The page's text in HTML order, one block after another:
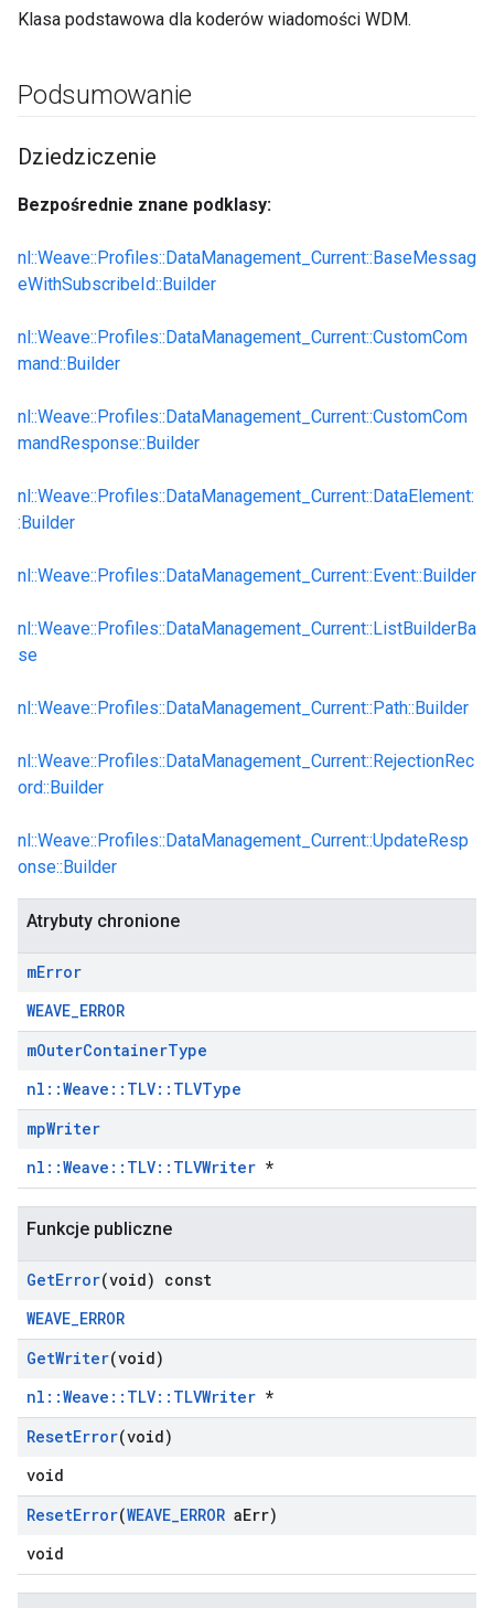
Klasa podstawowa dla koderów wiadomości WDM.
Podsumowanie
Dziedziczenie
Bezpośrednie znane podklasy:
nl::Weave::Profiles::DataManagement_Current::BaseMessag
eWithSubscribeId::Builder
nl::Weave::Profiles::DataManagement_Current::CustomCom
mand::Builder
nl::Weave::Profiles::DataManagement_Current::CustomCom
mandResponse::Builder
nl::Weave::Profiles::DataManagement_Current::DataElement:
:Builder
nl::Weave::Profiles::DataManagement_Current::Event::Builder
nl::Weave::Profiles::DataManagement_Current::ListBuilderBa
se
nl::Weave::Profiles::DataManagement_Current::Path::Builder
nl::Weave::Profiles::DataManagement_Current::RejectionRec
ord::Builder
nl::Weave::Profiles::DataManagement_Current::UpdateResp
onse::Builder
Atrybuty chronione
mError
WEAVE_ERROR
mOuterContainerType
nl::Weave::TLV::TLVType
mpWriter
nl::Weave::TLV::TLVWriter *
Funkcje publiczne
GetError(void) const
WEAVE_ERROR
GetWriter(void)
nl::Weave::TLV::TLVWriter *
ResetError(void)
void
ResetError(WEAVE_ERROR aErr)
void